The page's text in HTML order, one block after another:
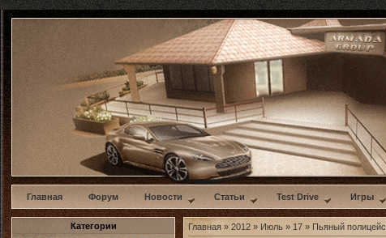
w
Главная Форум Новости Статьи Test Drive Игры
Категории
Главная » 2012 » Июль » 17 » Пьяный